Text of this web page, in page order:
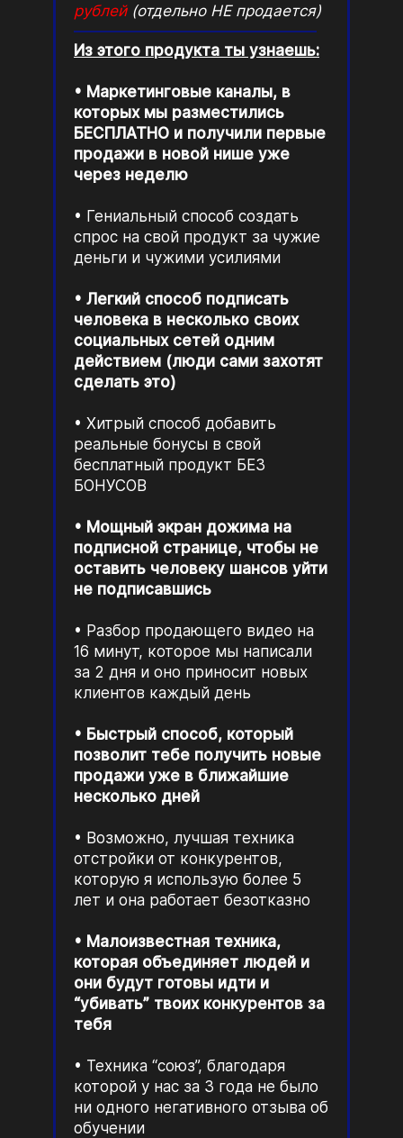
рублей (отдельно НЕ продается)
Из этого продукта ты узнаешь:
Маркетинговые каналы, в
которых мы разместились
БЕСПЛАТНО и получили первые
продажи в новой нише уже
через неделю
Гениальный способ создать
спрос на свой продукт за чужие
деньги и чужими усилиями
Легкий способ подписать
человека в несколько своих
социальных сетей одним
действием (люди сами захотят
сделать это)
Хитрый способ добавить
реальные бонусы в свой
бесплатный продукт БЕЗ
БОНУСОВ
Мощный экран дожима на
подписной странице, чтобы не
оставить человеку шансов уйти
не подписавшись
Разбор продающего видео на
16 минут, которое мы написали
за 2 дня и оно приносит новых
клиентов каждый день
Быстрый способ, который
позволит тебе получить новые
продажи уже в ближайшие
несколько дней
Возможно, лучшая техника
отстройки от конкурентов,
которую я использую более 5
лет и она работает безотказно
Малоизвестная техника,
которая объединяет людей и
они будут готовы идти и
“убивать” твоих конкурентов за
тебя
Техника “союз”, благодаря
которой у нас за 3 года не было
ни одного негативного отзыва об
обучении